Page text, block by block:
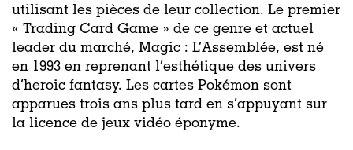
utilisant les pièces de leur collection. Le premier
« Trading Card Game » de ce genre et actuel
leader du marché, Magic : L’Assemblée, est né
en 1993 en reprenant l’esthétique des univers
d’heroic fantasy. Les cartes Pokémon sont
apparues trois ans plus tard en s’appuyant sur
la licence de jeux vidéo éponyme.